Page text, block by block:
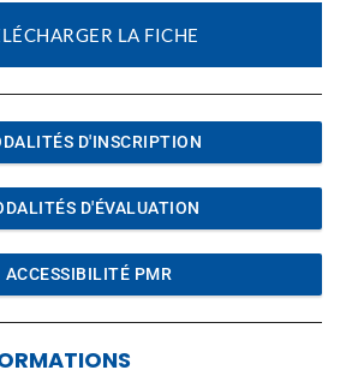
LA FICHE
D'INSCRIPTION
D'ÉVALUATION
ACCESSIBILITÉ PMR